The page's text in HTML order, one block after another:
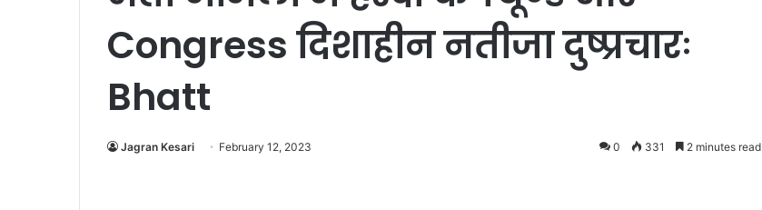
Congress दिशाहीन नतीजा दुष्प्रचारः
Bhatt
Jagran Kesari February 12, 2023 0 331 2 minutes read